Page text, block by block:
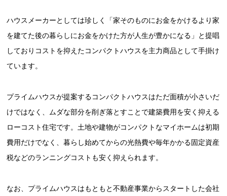
ハウスメーカーとしては珍しく「家そのものにお金をかけるより家
を建てた後の暮らしにお金をかけた方が人生が豊かになる」と提唱
しておりコストを抑えたコンパクトハウスを主力商品として手掛け
ています。
プライムハウスが提案するコンパクトハウスはただ面積が小さいだ
けではなく、ムダな部分を削ぎ落とすことで建築費用を安く抑える
ローコスト住宅です。土地や建物がコンパクトなマイホームは初期
費用だけでなく、暮らし始めてからの光熱費や毎年かかる固定資産
税などのランニングコストも安く抑えられます。
なお、プライムハウスはもともと不動産事業からスタートした会社